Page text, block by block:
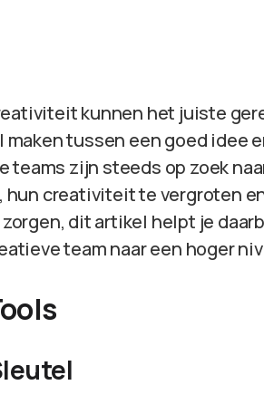
kunnen het juiste
tussen een goed idee
zijn steeds op zoek
creativiteit te vergroten
dit artikel helpt je
team naar een hoger